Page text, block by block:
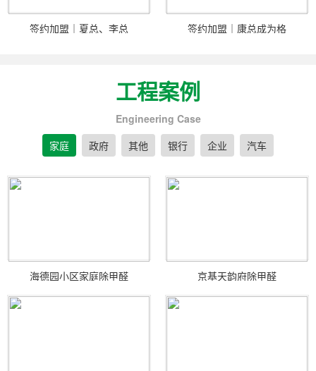
签约加盟｜夏总、李总 签约加盟｜康总成为格
工程案例
Engineering Case
家庭
政府 其他 银行 企业 汽车
海德园小区家庭除甲醛 京基天韵府除甲醛